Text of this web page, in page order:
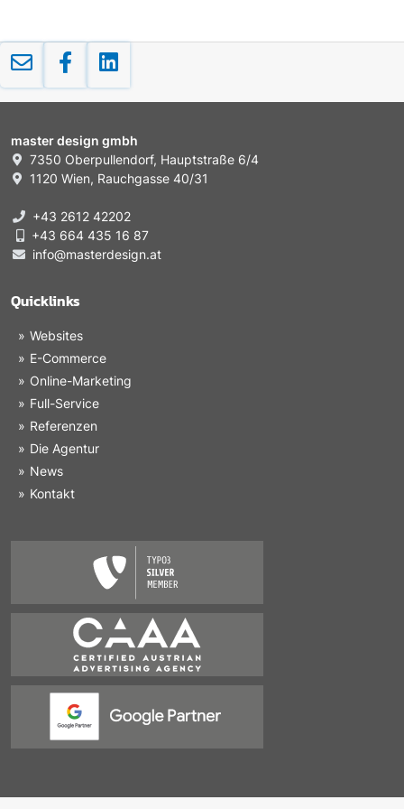
master design gmbh
7350 Oberpullendorf, Hauptstraße 6/4
1120 Wien, Rauchgasse 40/31
+43 2612 42202
+43 664 435 16 87
info@masterdesign.at
Quicklinks
Websites
E-Commerce
Online-Marketing
Full-Service
Referenzen
Die Agentur
News
Kontakt